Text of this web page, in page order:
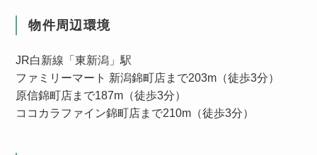
物件周辺環境
JR白新線「東新潟」駅
ファミリーマート 新潟錦町店まで203m（徒歩3分）
原信錦町店まで187m（徒歩3分）
ココカラファイン錦町店まで210m（徒歩3分）